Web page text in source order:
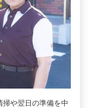
掃や翌日の準備を中